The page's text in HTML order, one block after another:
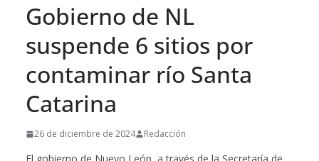
Gobierno de NL
suspende 6 sitios por
contaminar río Santa
Catarina
26 de diciembre de 2024 Redacción